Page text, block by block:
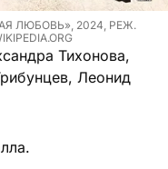
ЛЮБОВЬ», 2024, РЕЖ.
Тихонова,
Леонид